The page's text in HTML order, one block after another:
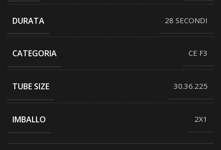
DURATA 28 SECONDI
CATEGORIA CE F3
TUBE SIZE 30.36.225
IMBALLO 2X1